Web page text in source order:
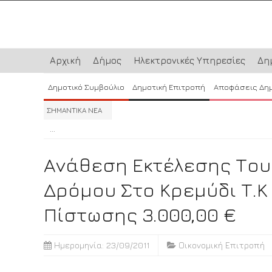
Αρχική Δήμος Ηλεκτρονικές Υπηρεσίες
Δημοτικό Συμβούλιο Δημοτική Επιτροπή Αποφάσεις
ΣΗΜΑΝΤΙΚΑ ΝΕΑ
...
Ανάθεση Εκτέλεσης
Δρόμου Στο Κρεμύδι
Πίστωσης 3.000,00 €
Ημερομηνία: 23/09/2011 Οικονομική Επιτροπή